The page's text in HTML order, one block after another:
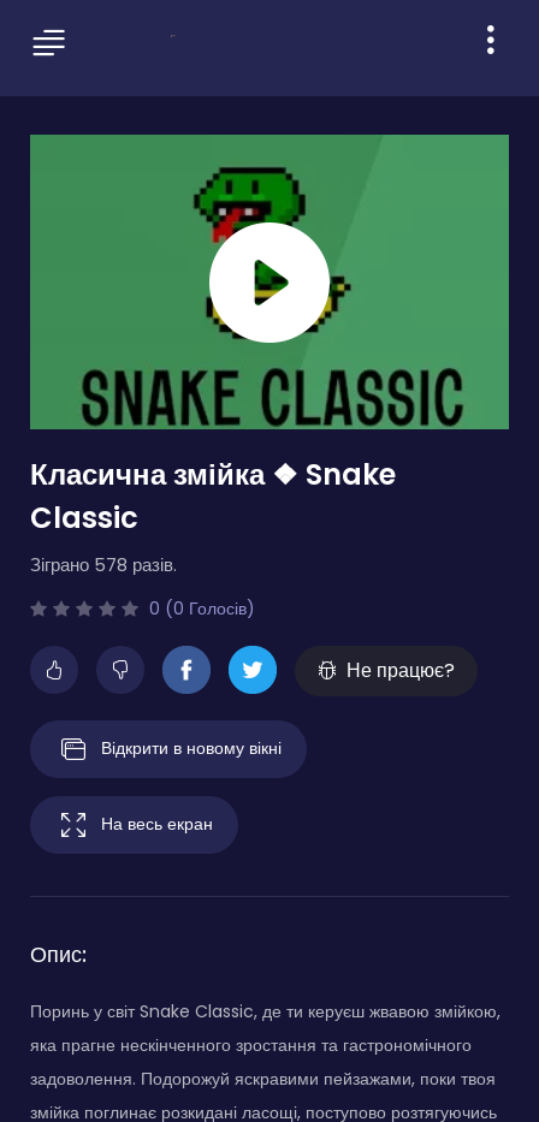
Класична змійка ❖ Snake
Classic
Зіграно 578 разів.
0 (0 Голосів)
Не працює?
Відкрити в новому вікні
На весь екран
Опис:
Поринь у світ Snake Classic, де ти керуєш жвавою змійкою,
яка прагне нескінченного зростання та гастрономічного
задоволення. Подорожуй яскравими пейзажами, поки твоя
змійка поглинає розкидані ласощі, поступово розтягуючись